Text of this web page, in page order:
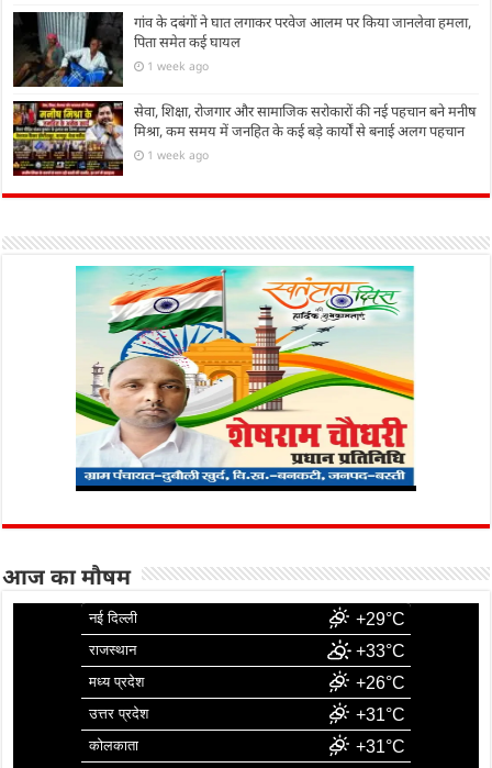
गांव के दबंगों ने घात लगाकर परवेज आलम पर किया जानलेवा हमला,
पिता समेत कई घायल
1 week ago
सेवा, शिक्षा, रोजगार और सामाजिक सरोकारों की नई पहचान बने मनीष
मिश्रा, कम समय में जनहित के कई बड़े कार्यों से बनाई अलग पहचान
1 week ago
आज का मौषम
नई दिल्ली +29°C
राजस्थान +33°C
मध्य प्रदेश +26°C
उत्तर प्रदेश +31°C
कोलकाता +31°C